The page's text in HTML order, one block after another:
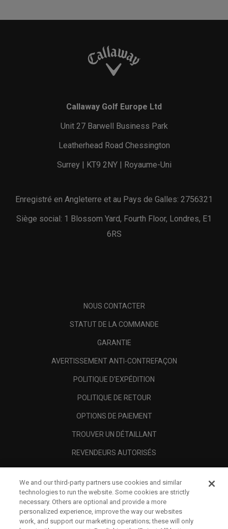
Callaway Golf Europe Ltd
Unit 27 Barwell Business Park
Leatherhead Road Chessington
Surrey | KT9 2NY | Royaume-Uni
Enregistré en Angleterre et au Pays de Galles: 2756321
Siège social: 1 Blossom Yard, Fourth Floor, Londres, E1
6RS
NOUS CONTACTER
STATUT DE LA COMMANDE
GARANTIE
AVERTISSEMENT ANTI-CONTREFAÇON
POLITIQUE D'EXPÉDITION
POLITIQUE DE RETOUR
OPTIONS DE PAIEMENT
TROUVER UN DÉTAILLANT
REVENDEURS AUTORISÉS
A PROPOS
MENTIONS LÉGALES
We and our third-party partners use cookies and similar
technologies to run the website. Some cookies are strictly
necessary. Others are optional and provide a more
personalized experience, improve the way our websites
work, and support our marketing operations; these will only